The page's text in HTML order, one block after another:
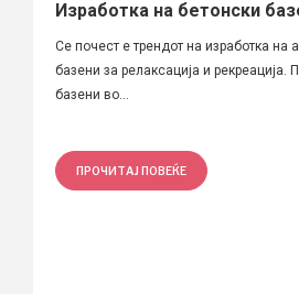
Изработка на бетонски
Се почест е трендот на изработка на
базени за релаксација и рекреација.
базени во...
ПРОЧИТАЈ ПОВЕЌЕ